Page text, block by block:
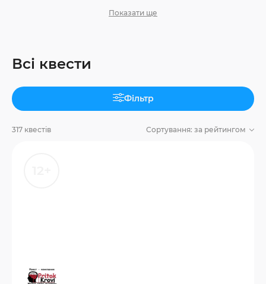
Показати ще
Всі квести
Фільтр
317 квестів Сортування: за рейтингом